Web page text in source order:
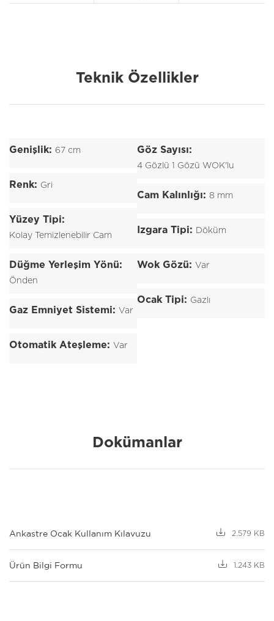
Teknik Özellikler
Genişlik: 67 cm
Renk: Gri
Yüzey Tipi:
Kolay Temizlenebilir Cam
Düğme Yerleşim Yönü:
Önden
Gaz Emniyet Sistemi: Var
Otomatik Ateşleme: Var
Göz Sayısı:
4 Gözlü 1 Gözü WOK'lu
Cam Kalınlığı: 8 mm
Izgara Tipi: Döküm
Wok Gözü: Var
Ocak Tipi: Gazlı
Dokümanlar
Ankastre Ocak Kullanım Kılavuzu 2.579 KB
Ürün Bilgi Formu 1.243 KB